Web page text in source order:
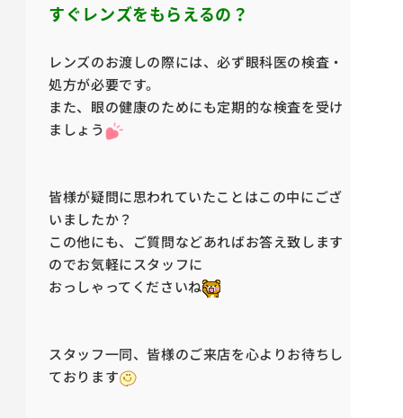
すぐレンズをもらえるの？
レンズのお渡しの際には、必ず眼科医の検査・
処方が必要です。
また、眼の健康のためにも定期的な検査を受け
ましょう
皆様が疑問に思われていたことはこの中にござ
いましたか？
この他にも、ご質問などあればお答え致します
のでお気軽にスタッフに
おっしゃってくださいね
スタッフ一同、皆様のご来店を心よりお待ちし
ております